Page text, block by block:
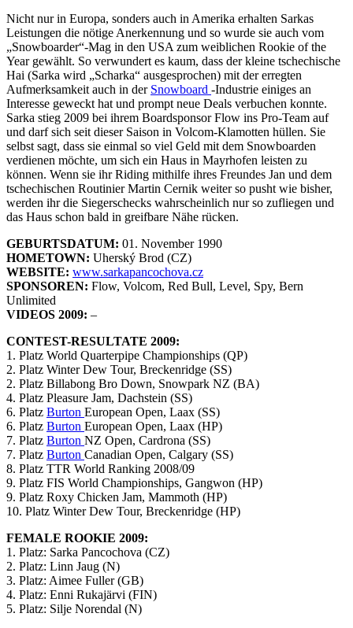
Nicht nur in Europa, sonders auch in Amerika erhalten Sarkas
Leistungen die nötige Anerkennung und so wurde sie auch vom
„Snowboarder“-Mag in den USA zum weiblichen Rookie of the
Year gewählt. So verwundert es kaum, dass der kleine tschechische
Hai (Sarka wird „Scharka“ ausgesprochen) mit der erregten
Aufmerksamkeit auch in der Snowboard -Industrie einiges an
Interesse geweckt hat und prompt neue Deals verbuchen konnte.
Sarka stieg 2009 bei ihrem Boardsponsor Flow ins Pro-Team auf
und darf sich seit dieser Saison in Volcom-Klamotten hüllen. Sie
selbst sagt, dass sie einmal so viel Geld mit dem Snowboarden
verdienen möchte, um sich ein Haus in Mayrhofen leisten zu
können. Wenn sie ihr Riding mithilfe ihres Freundes Jan und dem
tschechischen Routinier Martin Cernik weiter so pusht wie bisher,
werden ihr die Siegerschecks wahrscheinlich nur so zufliegen und
das Haus schon bald in greifbare Nähe rücken.
GEBURTSDATUM: 01. November 1990
HOMETOWN: Uherský Brod (CZ)
WEBSITE: www.sarkapancochova.cz
SPONSOREN: Flow, Volcom, Red Bull, Level, Spy, Bern
Unlimited
VIDEOS 2009: –
CONTEST-RESULTATE 2009:
1. Platz World Quarterpipe Championships (QP)
2. Platz Winter Dew Tour, Breckenridge (SS)
2. Platz Billabong Bro Down, Snowpark NZ (BA)
4. Platz Pleasure Jam, Dachstein (SS)
6. Platz Burton European Open, Laax (SS)
6. Platz Burton European Open, Laax (HP)
7. Platz Burton NZ Open, Cardrona (SS)
7. Platz Burton Canadian Open, Calgary (SS)
8. Platz TTR World Ranking 2008/09
9. Platz FIS World Championships, Gangwon (HP)
9. Platz Roxy Chicken Jam, Mammoth (HP)
10. Platz Winter Dew Tour, Breckenridge (HP)
FEMALE ROOKIE 2009:
1. Platz: Sarka Pancochova (CZ)
2. Platz: Linn Jaug (N)
3. Platz: Aimee Fuller (GB)
4. Platz: Enni Rukajärvi (FIN)
5. Platz: Silje Norendal (N)